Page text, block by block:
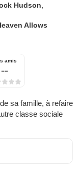
Hudson
Allows
amis
--
sa famille, à refaire
classe sociale